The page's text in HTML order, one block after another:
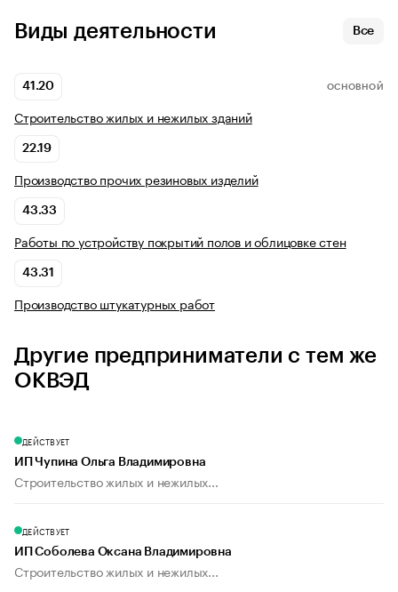
Виды деятельности Все
41.20 ОСНОВНОЙ
Строительство жилых и нежилых зданий
22.19
Производство прочих резиновых изделий
43.33
Работы по устройству покрытий полов и облицовке стен
43.31
Производство штукатурных работ
Другие предприниматели с тем же
ОКВЭД
ДЕЙСТВУЕТ
ИП Чупина Ольга Владимировна
Строительство жилых и нежилых...
ДЕЙСТВУЕТ
ИП Соболева Оксана Владимировна
Строительство жилых и нежилых...